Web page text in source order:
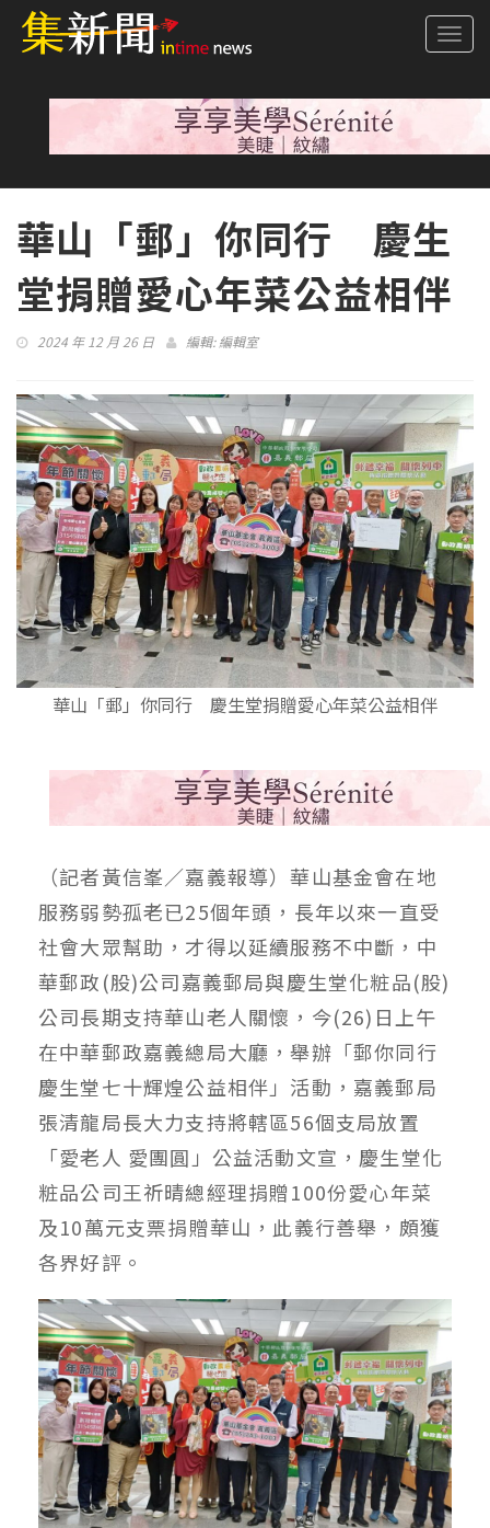
華山「郵」你同行 慶生
堂捐贈愛心年菜公益相伴
2024 年 12 月 26 日 編輯:編輯室
華山「郵」你同行 慶生堂捐贈愛心年菜公益相伴
（記者黃信峯／嘉義報導）華山基金會在地
服務弱勢孤老已25個年頭，長年以來一直受
社會大眾幫助，才得以延續服務不中斷，中
華郵政(股)公司嘉義郵局與慶生堂化粧品(股)
公司長期支持華山老人關懷，今(26)日上午
在中華郵政嘉義總局大廳，舉辦「郵你同行
慶生堂七十輝煌公益相伴」活動，嘉義郵局
張清龍局長大力支持將轄區56個支局放置
「愛老人 愛團圓」公益活動文宣，慶生堂化
粧品公司王祈晴總經理捐贈100份愛心年菜
及10萬元支票捐贈華山，此義行善舉，頗獲
各界好評。